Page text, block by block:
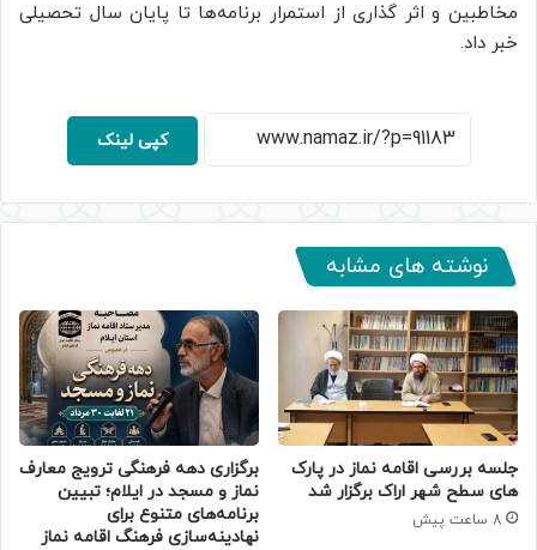
مخاطبین و اثر گذاری از استمرار برنامه‌ها تا پایان سال تحصیلی
خبر داد.
کپی لینک
نوشته های مشابه
جلسه بررسی اقامه نماز در پارک
های سطح شهر اراک برگزار شد
8 ساعت پیش
برگزاری دهه فرهنگی ترویج معارف
نماز و مسجد در ایلام؛ تبیین
برنامه‌های متنوع برای
نهادینه‌سازی فرهنگ اقامه نماز